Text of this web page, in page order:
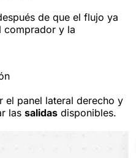
de que el flujo ya
comprador y la
el panel lateral derecho y
las salidas disponibles.